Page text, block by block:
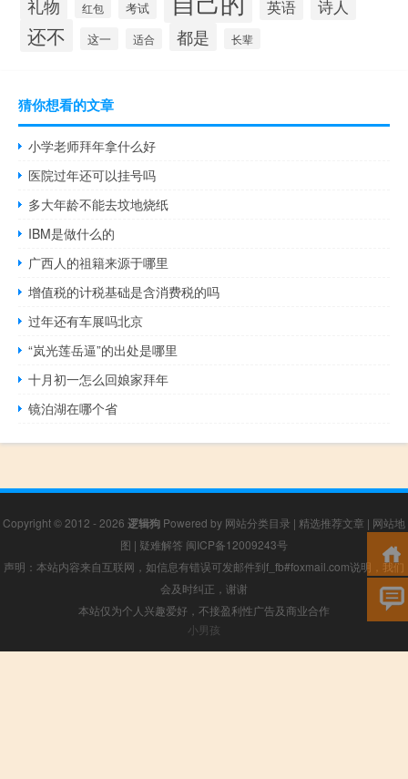
礼物 红包 考试 英语 诗人
还不 这一 适合 都是 长辈
猜你想看的文章
小学老师拜年拿什么好
医院过年还可以挂号吗
多大年龄不能去坟地烧纸
IBM是做什么的
广西人的祖籍来源于哪里
增值税的计税基础是含消费税的吗
过年还有车展吗北京
“岚光莲岳逼”的出处是哪里
十月初一怎么回娘家拜年
镜泊湖在哪个省
Copyright © 2012 - 2026 逻辑狗 Powered by 网站分类目录 | 精选推荐文章 | 网站地
图 | 疑难解答 闽ICP备12009243号
声明：本站内容来自互联网，如信息有错误可发邮件到f_fb#foxmail.com说明，我们
会及时纠正，谢谢
本站仅为个人兴趣爱好，不接盈利性广告及商业合作
小男孩